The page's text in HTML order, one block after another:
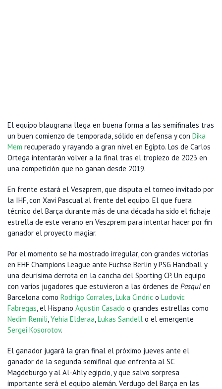
El equipo blaugrana llega en buena forma a las semifinales tras
un buen comienzo de temporada, sólido en defensa y con Dika
Mem recuperado y rayando a gran nivel en Egipto. Los de Carlos
Ortega intentarán volver a la final tras el tropiezo de 2023 en
una competición que no ganan desde 2019.
En frente estará el Veszprem, que disputa el torneo invitado por
la IHF, con Xavi Pascual al frente del equipo. El que fuera
técnico del Barça durante más de una década ha sido el fichaje
estrella de este verano en Veszprem para intentar hacer por fin
ganador el proyecto magiar.
Por el momento se ha mostrado irregular, con grandes victorias
en EHF Champions League ante Füchse Berlin y PSG Handball y
una deurísima derrota en la cancha del Sporting CP. Un equipo
con varios jugadores que estuvieron a las órdenes de Pasquien
Barcelona como Rodrigo Corrales,Luka Cindric o Ludovic
Fabregas, el Hispano Agustin Casado o grandes estrellas como
Nedim Remili,Yehia Elderaa,Lukas Sandell o el emergente
Sergei Kosorotov.
El ganador jugará la gran final el próximo jueves ante el
ganador de la segunda semifinal que enfrenta al SC
Magdeburgo y al Al-Ahly egipcio, y que salvo sorpresa
importante será el equipo alemán. Verdugo del Barça en las